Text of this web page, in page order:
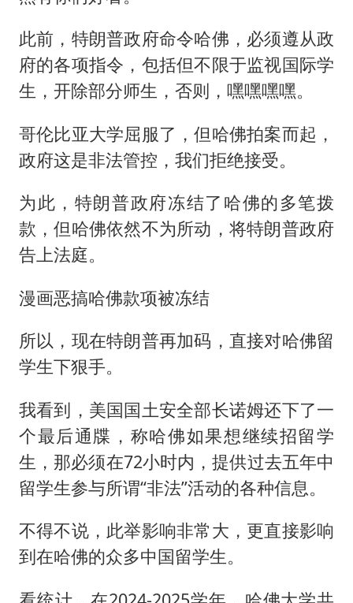
此前，特朗普政府命令哈佛，必须遵从政
府的各项指令，包括但不限于监视国际学
生，开除部分师生，否则，嘿嘿嘿嘿。
哥伦比亚大学屈服了，但哈佛拍案而起，
政府这是非法管控，我们拒绝接受。
为此，特朗普政府冻结了哈佛的多笔拨
款，但哈佛依然不为所动，将特朗普政府
告上法庭。
漫画恶搞哈佛款项被冻结
所以，现在特朗普再加码，直接对哈佛留
学生下狠手。
我看到，美国国土安全部长诺姆还下了一
个最后通牒，称哈佛如果想继续招留学
生，那必须在72小时内，提供过去五年中
留学生参与所谓“非法”活动的各种信息。
不得不说，此举影响非常大，更直接影响
到在哈佛的众多中国留学生。